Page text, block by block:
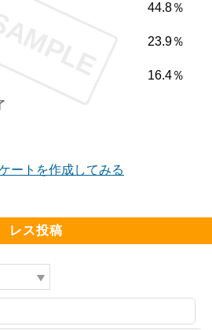
44.8％
23.9％
16.4％
ートを作成してみる
レス投稿